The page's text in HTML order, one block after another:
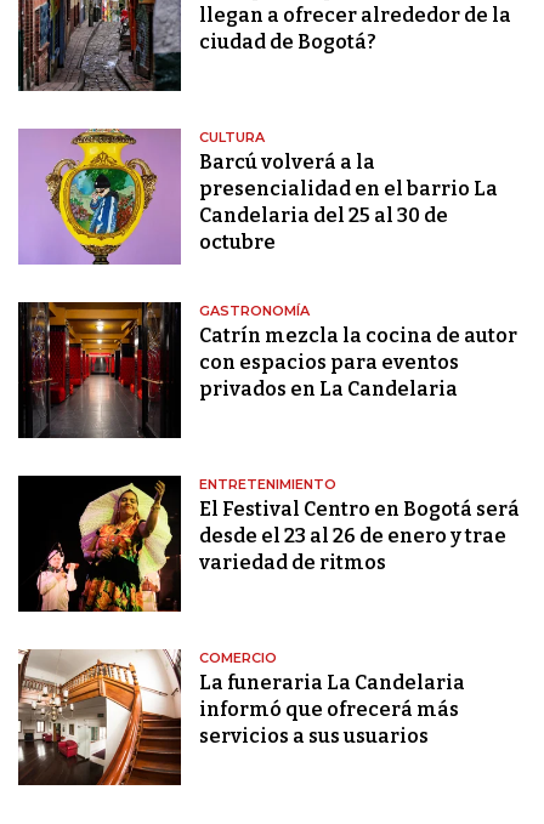
llegan a ofrecer alrededor de la
ciudad de Bogotá?
CULTURA
Barcú volverá a la
presencialidad en el barrio La
Candelaria del 25 al 30 de
octubre
GASTRONOMÍA
Catrín mezcla la cocina de autor
con espacios para eventos
privados en La Candelaria
ENTRETENIMIENTO
El Festival Centro en Bogotá será
desde el 23 al 26 de enero y trae
variedad de ritmos
COMERCIO
La funeraria La Candelaria
informó que ofrecerá más
servicios a sus usuarios